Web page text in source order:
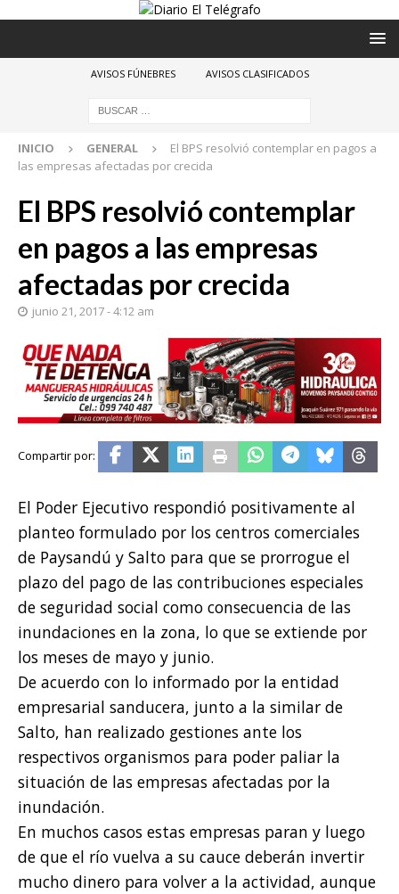
AVISOS FÚNEBRES AVISOS CLASIFICADOS
INICIO GENERAL
El BPS resolvió contemplar en pagos a
las empresas afectadas por crecida
El BPS resolvió contemplar
en pagos a las empresas
afectadas por crecida
junio 21, 2017 - 4:12 am
El Poder Ejecutivo respondió positivamente al
planteo formulado por los centros comerciales
de Paysandú y Salto para que se prorrogue el
plazo del pago de las contribuciones especiales
de seguridad social como consecuencia de las
inundaciones en la zona, lo que se extiende por
los meses de mayo y junio.
De acuerdo con lo informado por la entidad
empresarial sanducera, junto a la similar de
Salto, han realizado gestiones ante los
respectivos organismos para poder paliar la
situación de las empresas afectadas por la
inundación.
En muchos casos estas empresas paran y luego
de que el río vuelva a su cauce deberán invertir
mucho dinero para volver a la actividad, aunque